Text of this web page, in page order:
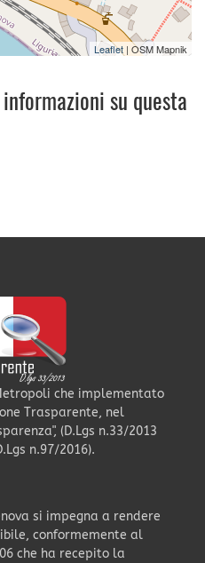
Leaflet | OSM Mapnik
su questa
che implementato
Trasparente, nel
(D.Lgs n.33/2013
n.97/2016).
si impegna a rendere
conformemente al
che ha recepito la